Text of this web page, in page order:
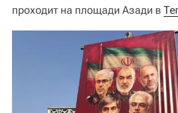
проходит на площади Азади в